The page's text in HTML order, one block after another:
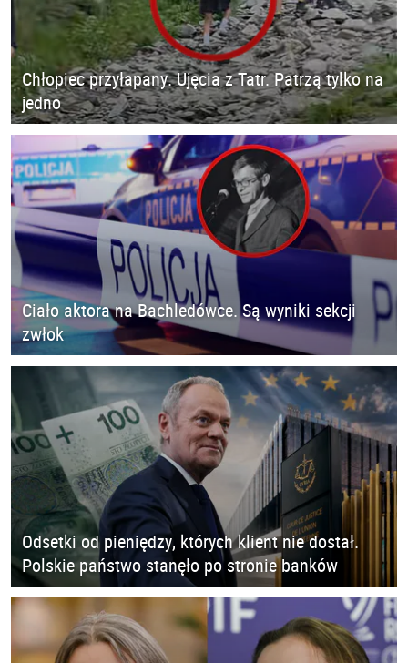
Chłopiec przyłapany. Ujęcia z Tatr. Patrzą tylko na
jedno
Ciało aktora na Bachledówce. Są wyniki sekcji
zwłok
Odsetki od pieniędzy, których klient nie dostał.
Polskie państwo stanęło po stronie banków